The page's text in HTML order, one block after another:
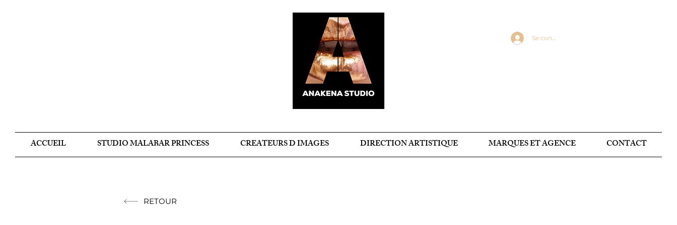
Se connecter
ACCUEIL STUDIO MALABAR PRINCESS CREATEURS D IMAGES DIRECTION ARTISTIQUE MARQUES ET AGENCE CONTACT
RETOUR